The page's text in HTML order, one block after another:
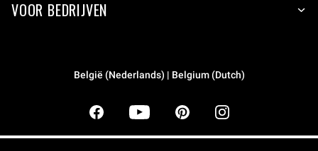
VOOR BEDRIJVEN
België (Nederlands) | Belgium (Dutch)